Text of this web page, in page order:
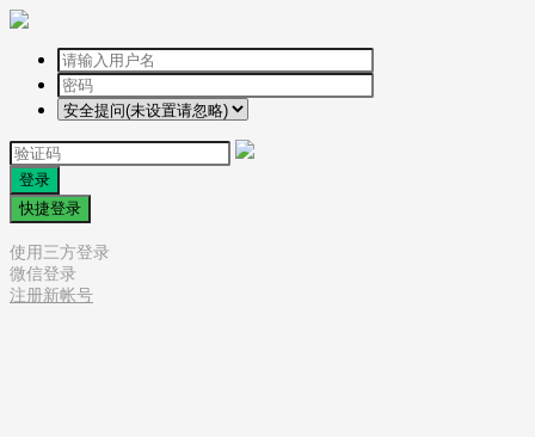
登录
快捷登录
使用三方登录
微信登录
注册新帐号